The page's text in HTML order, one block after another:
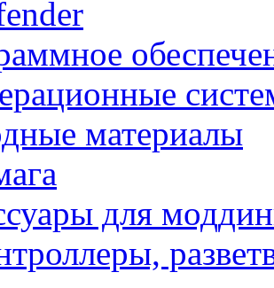
материалы
для